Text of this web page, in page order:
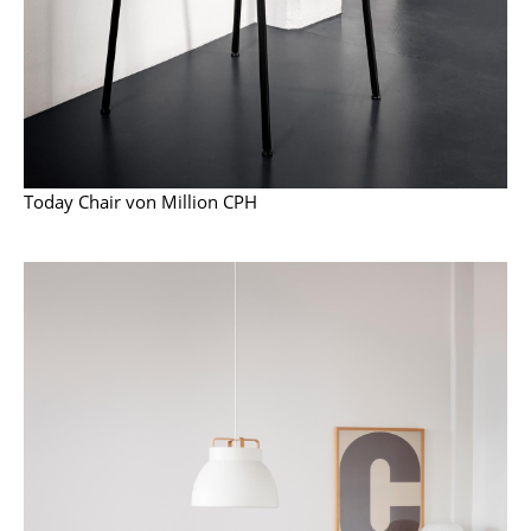
Kleinaufbewahrung
Einzelteile
... alle Aufbewahrungsmöbel
Hängeleuchten & Deckenleuchten
Tischleuchten
Outdoor-Leuchten
Today Chair von Million CPH